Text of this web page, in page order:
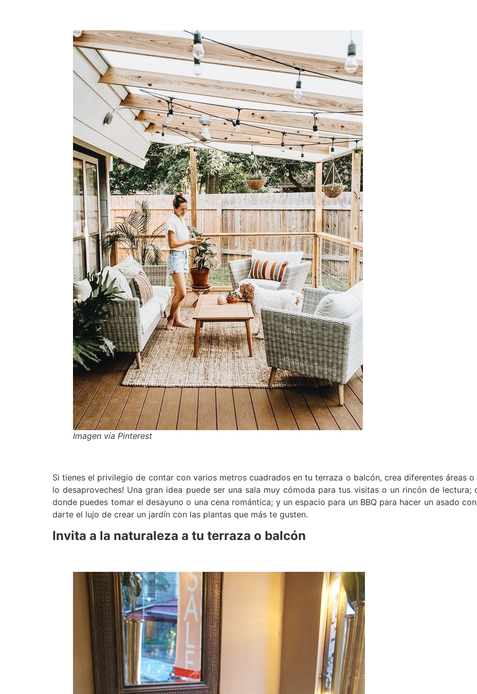
Imagen vía Pinterest
Si tienes el privilegio de contar con varios metros cuadrados en tu terraza o balcón, crea diferentes áreas o
lo desaproveches! Una gran idea puede ser una sala muy cómoda para tus visitas o un rincón de
donde puedes tomar el desayuno o una cena romántica; y un espacio para un BBQ para hacer un asado
darte el lujo de crear un jardín con las plantas que más te gusten.
Invita a la naturaleza a tu terraza o balcón